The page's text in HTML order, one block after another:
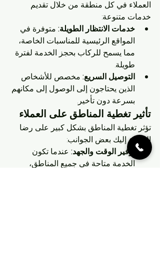
العملاء في كل منطقة من خلال تقديم
خدمات متنوعة:
خدمات الانتظار الطويلة: متوفرة في
المواقع الرئيسية للمناسبات الخاصة،
مما يسمح للركاب بحجز الخدمة لفترة
طويلة.
التوصيل السريع: مخصص للأشخاص
الذين يحتاجون إلى الوصول إلى مكانهم
بسرعة دون تأخير.
تأثير تغطية المناطق على العملاء
تؤثر تغطية المناطق بشكل كبير على رضا
العملاء. إليك بعض الجوانب:
توفير الوقت والجهد: عندما تكون
الخدمة متاحة في جميع المناطق،